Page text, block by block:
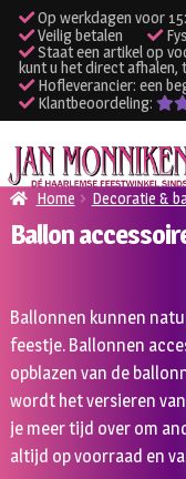
Op werkdagen voor
Veilig betalen
Staat een artikel op
kunt u het direct afhalen,
Hofleverancier: een
Klantbeoordeling:
Ga
door
naar
navigatie
Ga
naar
de
inhoudVerhuur kleding
Onze winkel
Klantenservice
Home Decoratie &
Ballon
Ballonnen kunnen
feestje. Ballonnen
opblazen van de
wordt het versieren
je meer tijd over om
altijd op voorraad en